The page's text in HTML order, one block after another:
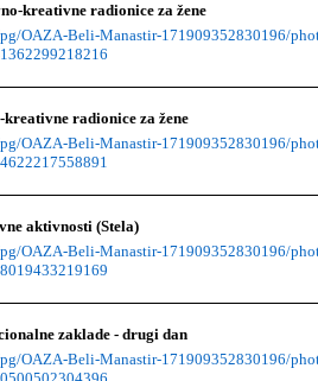
kreativne radionice za žene
OAZA-Beli-Manastir-171909352830196/
radionice za žene
OAZA-Beli-Manastir-171909352830196/
aktivnosti (Stela)
OAZA-Beli-Manastir-171909352830196/
zaklade - drugi dan
OAZA-Beli-Manastir-171909352830196/